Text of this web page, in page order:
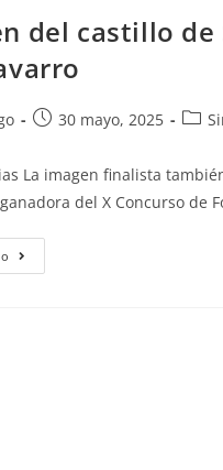
del castillo
30 mayo, 2025
La imagen finalista
del X Concurso de